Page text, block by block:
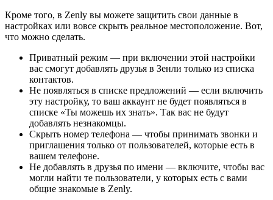
Кроме того, в Zenly вы можете защитить свои данные в
настройках или вовсе скрыть реальное местоположение. Вот,
что можно сделать.
Приватный режим — при включении этой настройки
вас смогут добавлять друзья в Зенли только из списка
контактов.
Не появляться в списке предложений — если включить
эту настройку, то ваш аккаунт не будет появляться в
списке «Ты можешь их знать». Так вас не будут
добавлять незнакомцы.
Скрыть номер телефона — чтобы принимать звонки и
приглашения только от пользователей, которые есть в
вашем телефоне.
Не добавлять в друзья по имени — включите, чтобы вас
могли найти те пользователи, у которых есть с вами
общие знакомые в Zenly.